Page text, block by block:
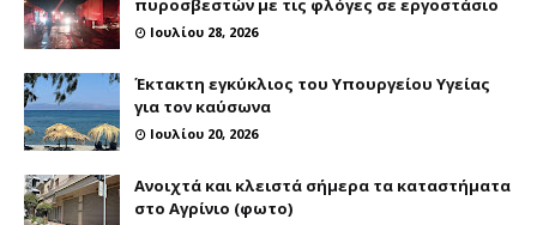
πυροσβεστών με τις φλόγες σε εργοστάσιο
Ιουλίου 28, 2026
Έκτακτη εγκύκλιος του Υπουργείου Υγείας
για τον καύσωνα
Ιουλίου 20, 2026
Ανοιχτά και κλειστά σήμερα τα καταστήματα
στο Αγρίνιο (φωτο)